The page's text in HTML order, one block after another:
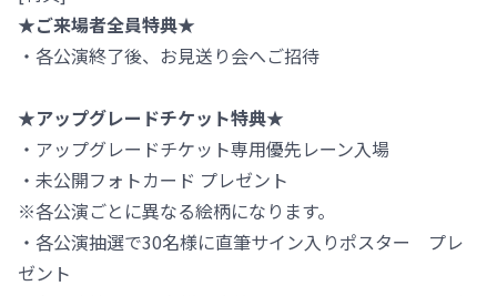
★ご来場者全員特典★
・各公演終了後、お見送り会へご招待
★アップグレードチケット特典★
・アップグレードチケット専用優先レーン入場
・未公開フォトカード プレゼント
※各公演ごとに異なる絵柄になります。
・各公演抽選で30名様に直筆サイン入りポスター プレ
ゼント